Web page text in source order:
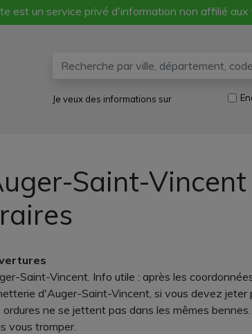
est un service privé d'information non affilié aux
Je veux des informations sur
Saint-Vincent
Saint-Vincent. Info utile : après les
d'Auger-Saint-Vincent, si vous devez
ne se jettent pas dans les mêmes
vous tromper.